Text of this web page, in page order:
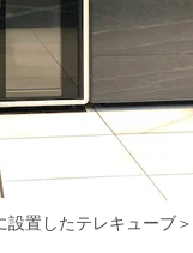
設置したテレキューブ＞